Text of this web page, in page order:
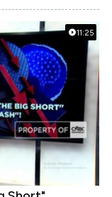
11:25